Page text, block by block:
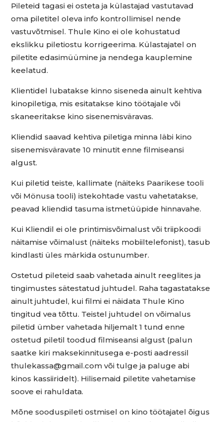
Pileteid tagasi ei osteta ja külastajad vastutavad
oma piletitel oleva info kontrollimisel nende
vastuvõtmisel. Thule Kino ei ole kohustatud
ekslikku piletiostu korrigeerima. Külastajatel on
piletite edasimüümine ja nendega kauplemine
keelatud.
Klientidel lubatakse kinno siseneda ainult kehtiva
kinopiletiga, mis esitatakse kino töötajale või
skaneeritakse kino sisenemisväravas.
Kliendid saavad kehtiva piletiga minna läbi kino
sisenemisväravate 10 minutit enne filmiseansi
algust.
Kui piletid teiste, kallimate (näiteks Paarikese tooli
või Mönusa tooli) istekohtade vastu vahetatakse,
peavad kliendid tasuma istmetüüpide hinnavahe.
Kui Kliendil ei ole printimisvõimalust või triipkoodi
näitamise võimalust (näiteks mobiiltelefonist), tasub
kindlasti üles märkida ostunumber.
Ostetud pileteid saab vahetada ainult reeglites ja
tingimustes sätestatud juhtudel. Raha tagastatakse
ainult juhtudel, kui filmi ei näidata Thule Kino
tingitud vea tõttu. Teistel juhtudel on võimalus
piletid ümber vahetada hiljemalt 1 tund enne
ostetud piletil toodud filmiseansi algust (palun
saatke kiri maksekinnitusega e-posti aadressil
thulekassa@gmail.com või tulge ja paluge abi
kinos kassiiridelt). Hilisemaid piletite vahetamise
soove ei rahuldata.
Mõne sooduspileti ostmisel on kino töötajatel õigus